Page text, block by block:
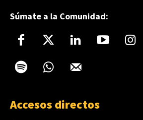
Súmate a la Comunidad:
Accesos directos